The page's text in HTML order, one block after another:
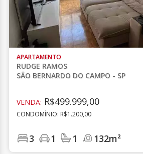
APARTAMENTO
RUDGE RAMOS
SÃO BERNARDO DO CAMPO - SP
VENDA: R$499.999,00
CONDOMÍNIO: R$1.200,00
3 1 1 132m²